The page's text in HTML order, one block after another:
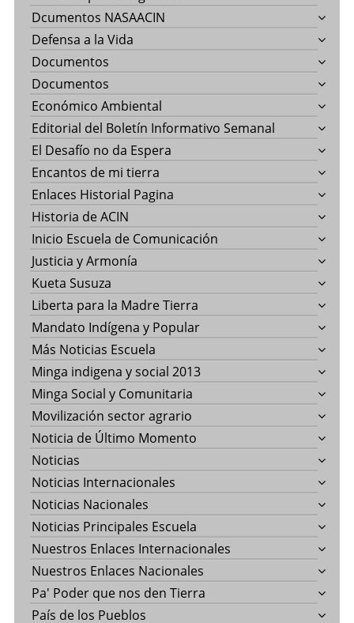
Dcumentos NASAACIN
Defensa a la Vida
Documentos
Documentos
Económico Ambiental
Editorial del Boletín Informativo Semanal
El Desafío no da Espera
Encantos de mi tierra
Enlaces Historial Pagina
Historia de ACIN
Inicio Escuela de Comunicación
Justicia y Armonía
Kueta Susuza
Liberta para la Madre Tierra
Mandato Indígena y Popular
Más Noticias Escuela
Minga indigena y social 2013
Minga Social y Comunitaria
Movilización sector agrario
Noticia de Último Momento
Noticias
Noticias Internacionales
Noticias Nacionales
Noticias Principales Escuela
Nuestros Enlaces Internacionales
Nuestros Enlaces Nacionales
Pa' Poder que nos den Tierra
País de los Pueblos